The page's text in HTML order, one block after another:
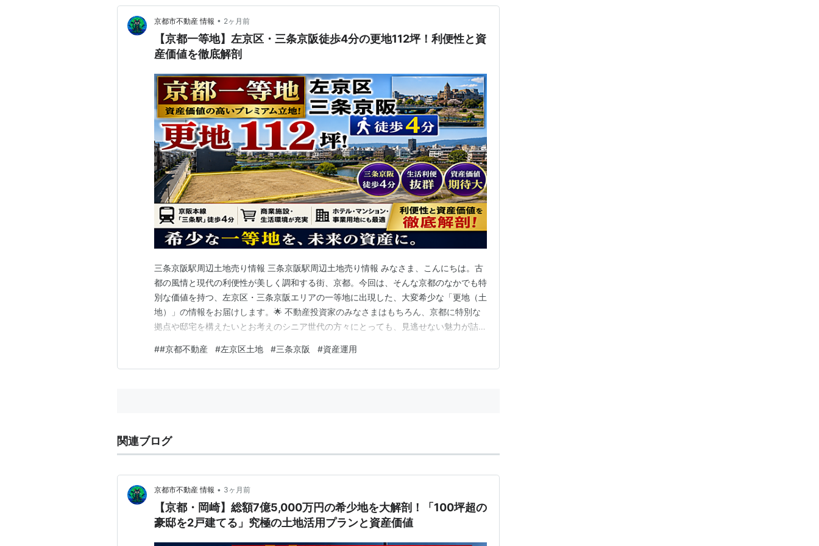
京都市不動産 情報 • 2ヶ月前
【京都一等地】左京区・三条京阪徒歩4分の更地112坪！利便性と資
産価値を徹底解剖
三条京阪駅周辺土地売り情報 三条京阪駅周辺土地売り情報 みなさま、こんにちは。古
都の風情と現代の利便性が美しく調和する街、京都。今回は、そんな京都のなかでも特
別な価値を持つ、左京区・三条京阪エリアの一等地に出現した、大変希少な「更地（土
地）」の情報をお届けします。🌟 不動産投資家のみなさまはもちろん、京都に特別な
拠点や邸宅を構えたいとお考えのシニア世代の方々にとっても、見逃せない魅力が詰ま
的な利便性と歴史が交差する「ロケーション」 まずは、この土地の持つ最大の強みで
ある「立地（アクセス）」からご紹介します。概要書に…
##京都不動産 #左京区土地 #三条京阪 #資産運用
関連ブログ
京都市不動産 情報 • 3ヶ月前
【京都・岡崎】総額7億5,000万円の希少地を大解剖！「100坪超の
豪邸を2戸建てる」究極の土地活用プランと資産価値